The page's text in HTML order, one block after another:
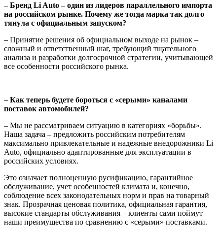
– Бренд Li Auto – один из лидеров параллельного импорта
на российском рынке. Почему же тогда марка так долго
тянула с официальным запуском?
– Принятие решения об официальном выходе на рынок –
сложный и ответственный шаг, требующий тщательного
анализа и разработки долгосрочной стратегии, учитывающей
все особенности российского рынка.
– Как теперь будете бороться с «серыми» каналами
поставок автомобилей?
– Мы не рассматриваем ситуацию в категориях «борьбы».
Наша задача – предложить российским потребителям
максимально привлекательные и надежные внедорожники Li
Auto, официально адаптированные для эксплуатации в
российских условиях.
Это означает полноценную русификацию, гарантийное
обслуживание, учет особенностей климата и, конечно,
соблюдение всех законодательных норм и прав на товарный
знак. Прозрачная ценовая политика, официальная гарантия,
высокие стандарты обслуживания – клиенты сами поймут
наши преимущества по сравнению с «серыми» поставками.